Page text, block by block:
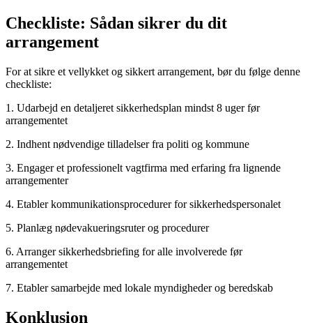
Checkliste: Sådan sikrer du dit
arrangement
For at sikre et vellykket og sikkert arrangement, bør du følge denne
checkliste:
1. Udarbejd en detaljeret sikkerhedsplan mindst 8 uger før
arrangementet
2. Indhent nødvendige tilladelser fra politi og kommune
3. Engager et professionelt vagtfirma med erfaring fra lignende
arrangementer
4. Etabler kommunikationsprocedurer for sikkerhedspersonalet
5. Planlæg nødevakueringsruter og procedurer
6. Arranger sikkerhedsbriefing for alle involverede før
arrangementet
7. Etabler samarbejde med lokale myndigheder og beredskab
Konklusion